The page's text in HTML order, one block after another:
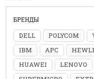
БРЕНДЫ
DELL POLYCOM
IBM
APC
HUAWEI
LENOVO